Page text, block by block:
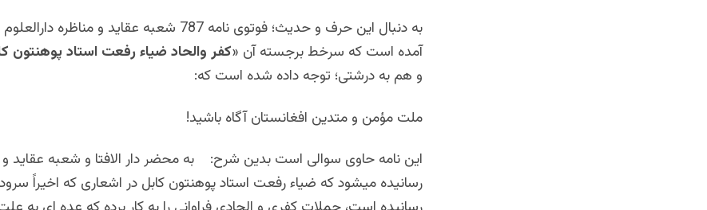
به دنبال این حرف و حدیث؛ فوتوی نامه 787 شعبه عقاید و
آمده است که سرخط برجسته آن «کفر والحاد ضیاء رفعت استاد پوهنتون
و هم به درشتی؛ توجه داده شده است که:
ملت مؤمن و متدین افغانستان آگاه باشید!
این نامه حاوی سوالی است بدین شرح: به محضر دار الافتا و شعبه عقاید و
رسانیده میشود که ضیاء رفعت استاد پوهنتون کابل در اشعاری که اخیراً